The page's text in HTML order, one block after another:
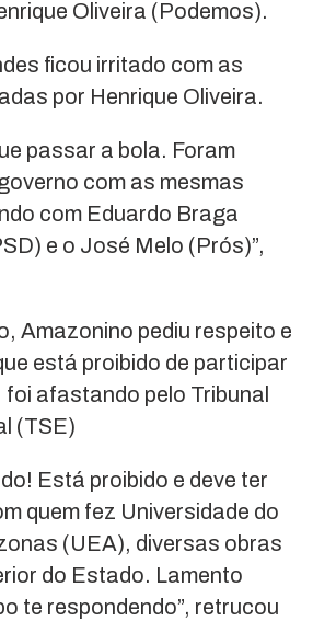
Oliveira (Podemos).
ficou irritado com as
por Henrique Oliveira.
passar a bola. Foram
com as mesmas
com Eduardo Braga
e o José Melo (Prós)”,
Amazonino pediu respeito e
está proibido de participar
afastando pelo Tribunal
(TSE)
Está proibido e deve ter
quem fez Universidade do
(UEA), diversas obras
do Estado. Lamento
te respondendo”, retrucou